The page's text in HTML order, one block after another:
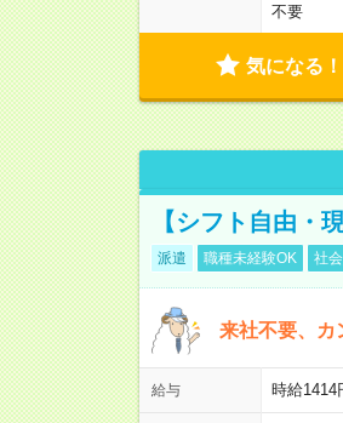
不要
気になる！
【シフト自由・
派遣 職種未経験OK 社
来社不要、カ
給与 時給